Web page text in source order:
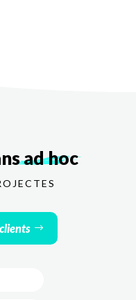
ad hoc